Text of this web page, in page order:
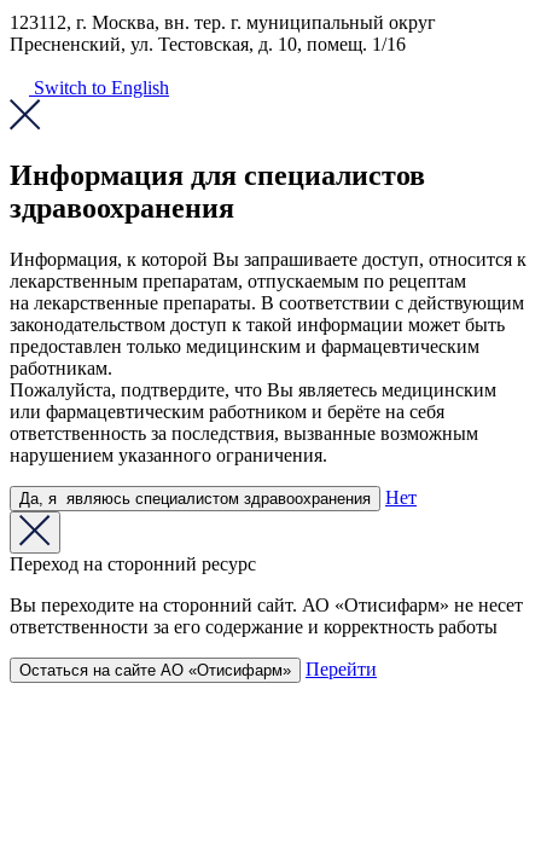
123112, г. Москва, вн. тер. г. муниципальный округ
Пресненский, ул. Тестовская, д. 10, помещ. 1/16
Switch to English
Информация для специалистов
здравоохранения
Информация, к которой Вы запрашиваете доступ, относится к
лекарственным препаратам, отпускаемым по рецептам
на лекарственные препараты. В соответствии с действующим
законодательством доступ к такой информации может быть
предоставлен только медицинским и фармацевтическим
работникам.
Пожалуйста, подтвердите, что Вы являетесь медицинским
или фармацевтическим работником и берёте на себя
ответственность за последствия, вызванные возможным
нарушением указанного ограничения.
Да, я являюсь специалистом здравоохранения Нет
Переход на сторонний ресурс
Вы переходите на сторонний сайт. АО «Отисифарм» не несет
ответственности за его содержание и корректность работы
Остаться на сайте АО «Отисифарм» Перейти